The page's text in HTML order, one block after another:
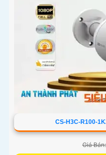
CS-H3C-R100-
Giá